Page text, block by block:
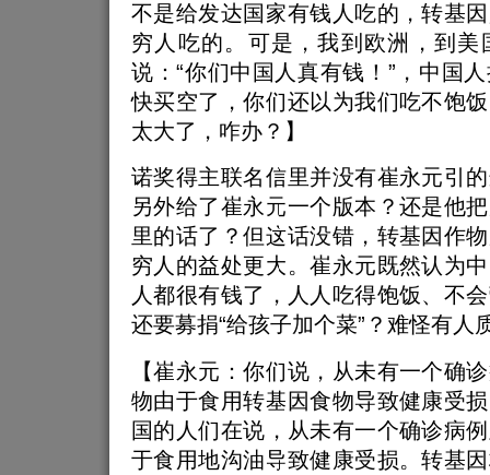
不是给发达国家有钱人吃的，转基
穷人吃的。可是，我到欧洲，到美
说：“你们中国人真有钱！”，中国
快买空了，你们还以为我们吃不饱
太大了，咋办？】
诺奖得主联名信里并没有崔永元引
另外给了崔永元一个版本？还是他
里的话了？但这话没错，转基因作
穷人的益处更大。崔永元既然认为
人都很有钱了，人人吃得饱饭、不
还要募捐“给孩子加个菜”？难怪有人
【崔永元：你们说，从未有一个确
物由于食用转基因食物导致健康受
国的人们在说，从未有一个确诊病
于食用地沟油导致健康受损。转基